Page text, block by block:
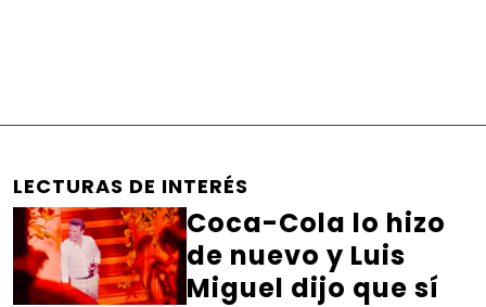
LECTURAS DE INTERÉS
Coca-Cola lo hizo
de nuevo y Luis
Miguel dijo que sí